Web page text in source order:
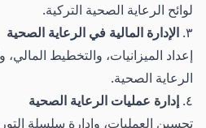
لوائح الرعاية الصحية التركية.
٣. الإدارة المالية في الرعاية الصحية
إعداد الميزانيات، والتخطيط
الرعاية الصحية.
٤. إدارة عمليات الرعاية الصحية
تحسين العمليات، وإدارة سلسلة